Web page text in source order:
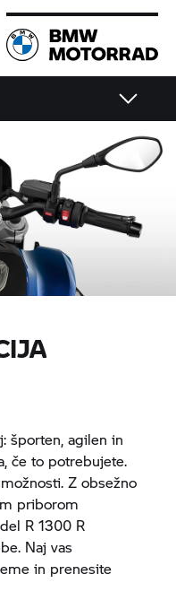
športen, agilen in
če to potrebujete.
Z obsežno
priborom
R 1300 R
Naj vas
in prenesite